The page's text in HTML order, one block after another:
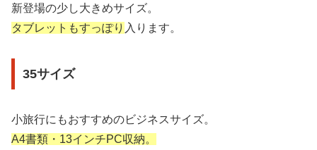
新登場の少し大きめサイズ。
タブレットもすっぽり 入ります。
35サイズ
小旅行にもおすすめのビジネスサイズ。
A4書類・13インチPC収納。